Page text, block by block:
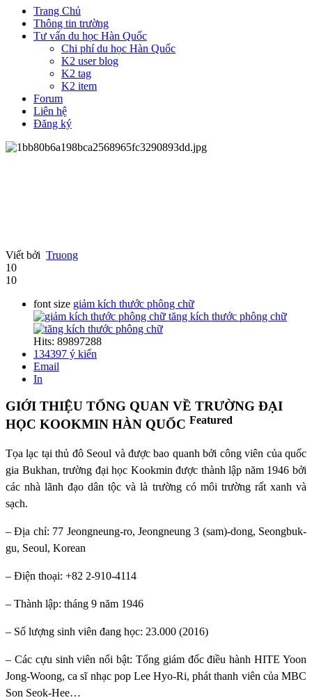
Trang Chủ
Thông tin trường
Tư vấn du học Hàn Quốc
Chi phí du học Hàn Quốc
K2 user blog
K2 tag
K2 item
Forum
Liên hệ
Đăng ký
Viết bởi Truong
10
10
font size giảm kích thước phông chữ
tăng kích thước phông chữ
Hits: 89897288
134397 ý kiến
Email
In
GIỚI THIỆU TỔNG QUAN VỀ TRƯỜNG ĐẠI
HỌC KOOKMIN HÀN QUỐC Featured
Tọa lạc tại thủ đô Seoul và được bao quanh bởi công viên của quốc
gia Bukhan, trường đại học Kookmin được thành lập năm 1946 bởi
các nhà lãnh đạo dân tộc và là trường có môi trường rất xanh và
sạch.
– Địa chỉ: 77 Jeongneung-ro, Jeongneung 3 (sam)-dong, Seongbuk-
gu, Seoul, Korean
– Điện thoại: +82 2-910-4114
– Thành lập: tháng 9 năm 1946
– Số lượng sinh viên đang học: 23.000 (2016)
– Các cựu sinh viên nổi bật: Tổng giám đốc điều hành HITE Yoon
Jong-Woong, ca sĩ nhạc pop Lee Hyo-Ri, phát thanh viên của MBC
Son Seok-Hee…